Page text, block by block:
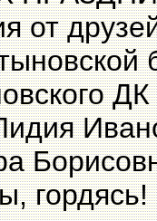
от
гордясь!